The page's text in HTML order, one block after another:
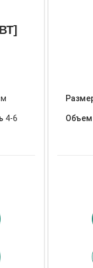
4-6